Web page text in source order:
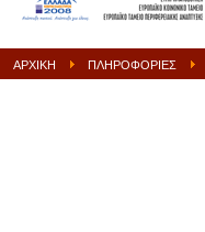
ΑΡΧΙΚΉ ΠΛΗΡΟΦΟΡΊΕΣ